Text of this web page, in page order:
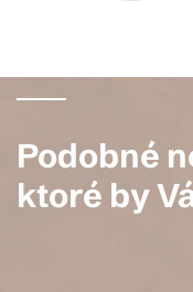
Podobné
ktoré by